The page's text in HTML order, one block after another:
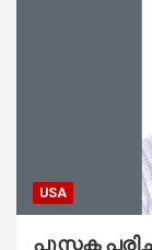
USA
പുസ്തക